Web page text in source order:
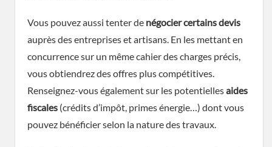
Vous pouvez aussi tenter de négocier certains devis
auprès des entreprises et artisans. En les mettant en
concurrence sur un même cahier des charges précis,
vous obtiendrez des offres plus compétitives.
Renseignez-vous également sur les potentiellesaides
fiscales (crédits d’impôt, primes énergie…) dont vous
pouvez bénéficier selon la nature des travaux.